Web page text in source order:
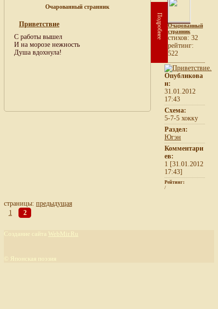
Очарованный странник
Приветствие
С работы вышел
И на морозе нежность
Душа вдохнула!
Подробнее
Очарованный
странник
cтихов: 32
рейтинг:
522
Опубликова
н:
31.01.2012
17:43
Схема:
5-7-5 хокку
Раздел:
Югэн
Комментари
ев:
1 [31.01.2012
17:43]
Рейтинг:
/
страницы: предыдущая
1
2
Создание сайта WebMir.Ru
Японская поэзия